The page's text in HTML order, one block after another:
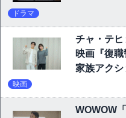
ドラマ
チャ・テ
映画『復
家族アク
映画
WOWOW